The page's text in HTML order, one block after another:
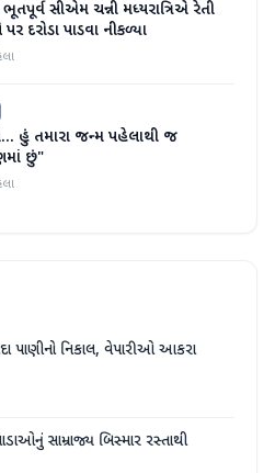
સીએમ ચન્ની મધ્યરાત્રિએ રેતી
દરોડા પાડવા નીકળ્યા
હું તમારા જન્મ પહેલાથી જ
છું"
પાણીનો નિકાલ, વેપારીઓ આકરા
સામ્રાજ્ય બિસ્માર રસ્તાથી